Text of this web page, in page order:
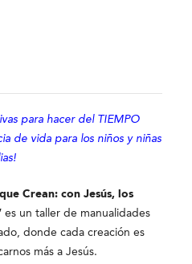
para hacer del TIEMPO
de vida para los niños y niñas
Crean: con Jesús, los
es un taller de manualidades
donde cada creación es
más a Jesús.